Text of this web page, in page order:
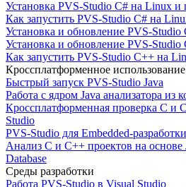
Установка PVS-Studio C# на Linux и
Как запустить PVS-Studio C# на
Установка и обновление PVS-
Установка и обновление PVS-Studio
Как запустить PVS-Studio C++ на
Кроссплатформенное использование
Быстрый запуск PVS-Studio Java
Работа с ядром Java анализатора из
Кроссплатформенная проверка C и
Studio
PVS-Studio для Embedded-разработки
Анализ C и C++ проектов на
Database
Среды разработки
Работа PVS-Studio в Visual Studio